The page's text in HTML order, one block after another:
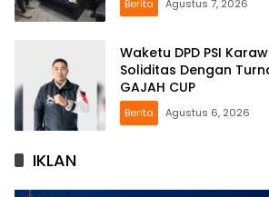
Berita Agustus 7, 2026
Waketu DPD PSI
Soliditas Dengan
GAJAH CUP
Berita Agustus 6, 2026
IKLAN